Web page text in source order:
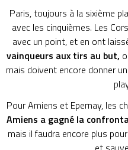
Paris, toujours à la sixième
avec les cinquièmes. Les
avec un point, et en ont
vainqueurs aux tirs au but,
mais doivent encore donner
Pour Amiens et Epernay, les
Amiens a gagné la
mais il faudra encore plus